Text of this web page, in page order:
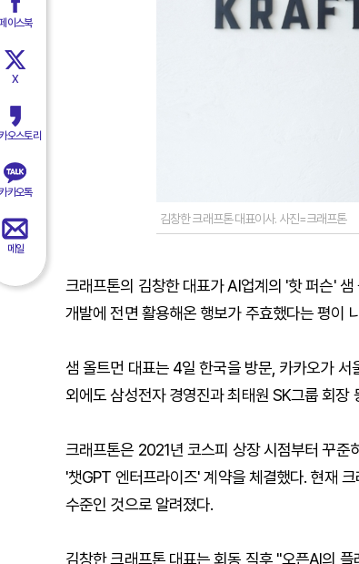
이스북
X
오스토리
카오톡
메일
김창한 크래프톤 대표이사. 사진=크래프톤
크래프톤의 김창한 대표가 AI업계의 '핫 퍼슨'
개발에 전면 활용해온 행보가 주효했다는 평이
샘 올트먼 대표는 4일 한국을 방문, 카카오가
외에도 삼성전자 경영진과 최태원 SK그룹 회
크래프톤은 2021년 코스피 상장 시점부터 꾸준
'챗GPT 엔터프라이즈' 계약을 체결했다. 현재
수준인 것으로 알려졌다.
김창한 크래프톤 대표는 회동 직후 "오픈AI의